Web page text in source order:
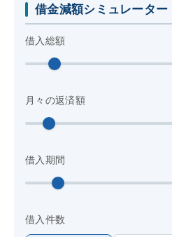
借金減額シミュレーター
借入総額
月々の返済額
借入期間
借入件数